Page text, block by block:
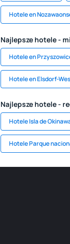
Hotele en
Najlepsze hotele -
Hotele en
Hotele en Elsdorf-
Najlepsze hotele -
Hotele Isla de
Hotele Parque